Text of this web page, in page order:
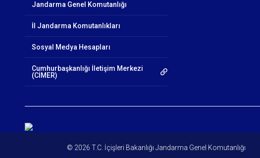
Jandarma Genel Komutanlığı
İl Jandarma Komutanlıkları
Sosyal Medya Hesapları
Cumhurbaşkanlığı İletişim Merkezi
(CİMER)
© 2026 T.C. İçişleri Bakanlığı Jandarma Genel Komutanlığı